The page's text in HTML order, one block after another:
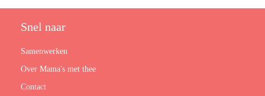
Snel naar
Samenwerken
Over Mama's met thee
Contact